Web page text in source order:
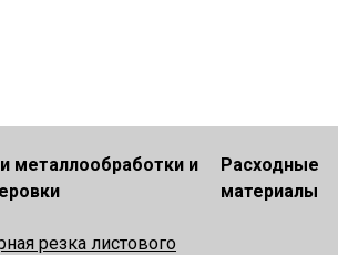
металлообработки и
Расходные
материалы
резка листового